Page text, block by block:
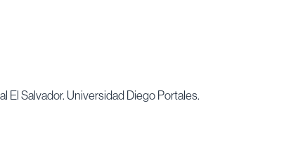
El Salvador. Universidad Diego Portales.